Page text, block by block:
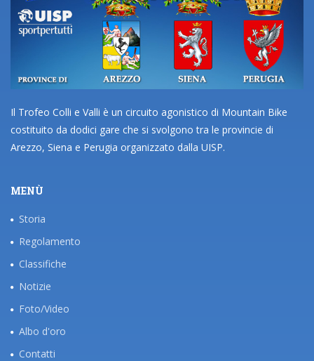
Il Trofeo Colli e Valli è un circuito agonistico di Mountain Bike
costituito da dodici gare che si svolgono tra le provincie di
Arezzo, Siena e Perugia organizzato dalla UISP.
MENÙ
Storia
Regolamento
Classifiche
Notizie
Foto/Video
Albo d'oro
Contatti